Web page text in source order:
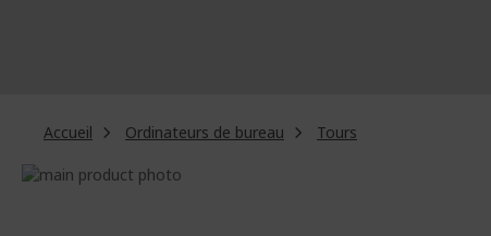
Accueil Ordinateurs de bureau
Tours
Passer